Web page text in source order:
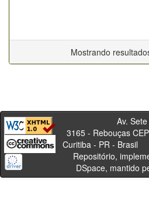
Mostrando
Av. Sete de
3165 - Rebouças
Curitiba - PR
Repositório,
DSpace, mantido